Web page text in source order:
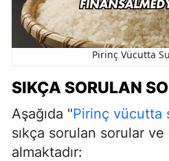
Pirinç Vücutta
SIKÇA SORULAN
Aşağıda "Pirinç vücutta
sıkça sorulan sorular ve
almaktadır: